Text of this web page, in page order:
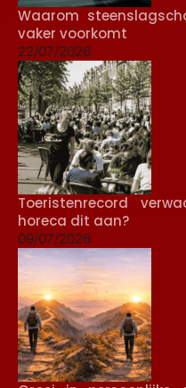
Waarom
vaker voorkomt
22/07/2026
Toeristenrecord
horeca dit aan?
09/07/2026